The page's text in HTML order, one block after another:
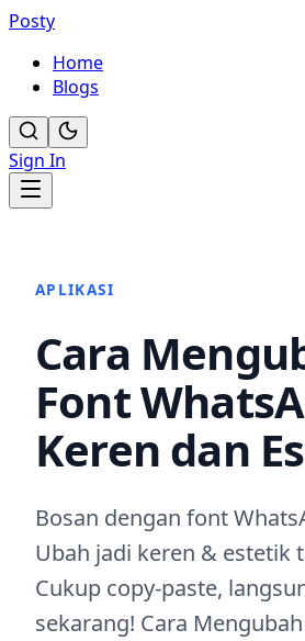
Posty
Home
Blogs
Sign In
APLIKASI
Cara
Font
Keren dan
Bosan dengan font
Ubah jadi keren & estetik
Cukup copy-paste,
sekarang! Cara